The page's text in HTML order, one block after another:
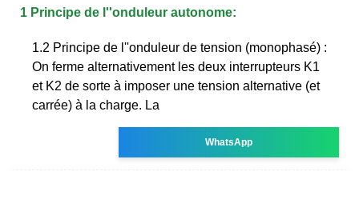
1 Principe de l''onduleur autonome:
1.2 Principe de l''onduleur de tension (monophasé) :
On ferme alternativement les deux interrupteurs K1
et K2 de sorte à imposer une tension alternative (et
carrée) à la charge. La
WhatsApp